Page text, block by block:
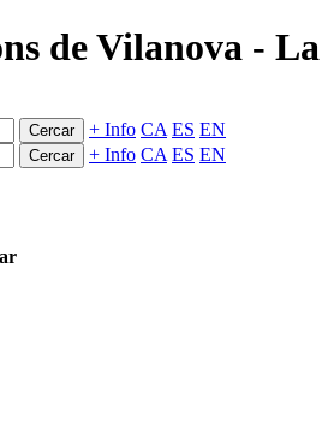
de Vilanova -
Cercar + Info CA ES EN
Cercar + Info CA ES EN